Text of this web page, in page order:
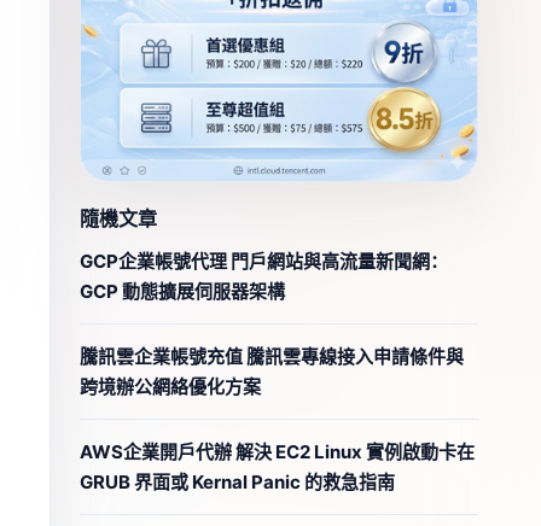
隨機文章
GCP企業帳號代理 門戶網站與高流量新聞網：
GCP 動態擴展伺服器架構
騰訊雲企業帳號充值 騰訊雲專線接入申請條件與
跨境辦公網絡優化方案
AWS企業開戶代辦 解決 EC2 Linux 實例啟動卡在
GRUB 界面或 Kernal Panic 的救急指南